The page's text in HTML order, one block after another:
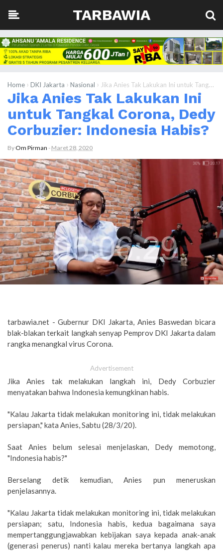
TARBAWIA
Home › DKI Jakarta › Nasional › Jika Anies Tak Lakukan Ini untuk Tangkal Corona, Dedy Corbuzier: Indonesia Habis?
Jika Anies Tak Lakukan Ini
untuk Tangkal Corona, Dedy
Corbuzier: Indonesia Habis?
ByOm Pirman - Maret 28, 2020
tarbawia.net - Gubernur DKI Jakarta, Anies Baswedan bicara
blak-blakan terkait langkah senyap Pemprov DKI Jakarta dalam
rangka menangkal virus Corona.
Advertisement
Jika Anies tak melakukan langkah ini, Dedy Corbuzier
menyatakan bahwa Indonesia kemungkinan habis.
"Kalau Jakarta tidak melakukan monitoring ini, tidak melakukan
persiapan," kata Anies, Sabtu (28/3/20).
Saat Anies belum selesai menjelaskan, Dedy memotong,
"Indonesia habis?"
Berselang detik kemudian, Anies pun meneruskan
penjelasannya.
"Kalau Jakarta tidak melakukan monitoring ini, tidak melakukan
persiapan; satu, Indonesia habis, kedua bagaimana saya
mempertanggungjawabkan kebijakan saya kepada anak-anak
(generasi penerus) nanti kalau mereka bertanya langkah apa